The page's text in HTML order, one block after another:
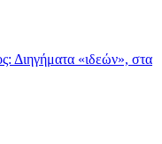
Διηγήματα «ιδεών», στα